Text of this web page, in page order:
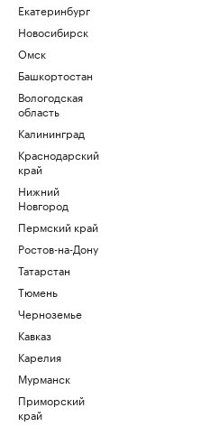
Екатеринбург
Новосибирск
Омск
Башкортостан
Вологодская
область
Калининград
Краснодарский
край
Нижний
Новгород
Пермский край
Ростов-на-Дону
Татарстан
Тюмень
Черноземье
Кавказ
Карелия
Мурманск
Приморский
край